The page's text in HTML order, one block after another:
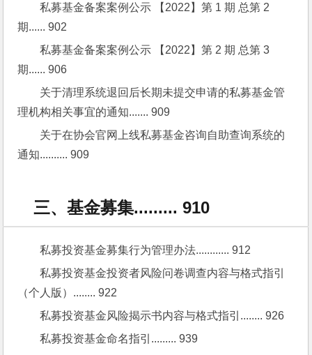
私募基金备案案例公示 【2022】第 1 期 总第 2
期...... 902
私募基金备案案例公示 【2022】第 2 期 总第 3
期...... 906
关于清理系统退回后长期未提交申请的私募基金管
理机构相关事宜的通知....... 909
关于在协会官网上线私募基金咨询自助查询系统的
通知.......... 909
三、基金募集......... 910
私募投资基金募集行为管理办法............ 912
私募投资基金投资者风险问卷调查内容与格式指引
（个人版）........ 922
私募投资基金风险揭示书内容与格式指引........ 926
私募投资基金命名指引......... 939